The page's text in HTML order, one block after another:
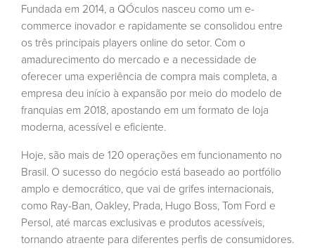
Fundada em 2014, a QÓculos nasceu como um e-
commerce inovador e rapidamente se consolidou entre
os três principais players online do setor. Com o
amadurecimento do mercado e a necessidade de
oferecer uma experiência de compra mais completa, a
empresa deu início à expansão por meio do modelo de
franquias em 2018, apostando em um formato de loja
moderna, acessível e eficiente.
Hoje, são mais de 120 operações em funcionamento no
Brasil. O sucesso do negócio está baseado ao portfólio
amplo e democrático, que vai de grifes internacionais,
como Ray-Ban, Oakley, Prada, Hugo Boss, Tom Ford e
Persol, até marcas exclusivas e produtos acessíveis,
tornando atraente para diferentes perfis de consumidores.